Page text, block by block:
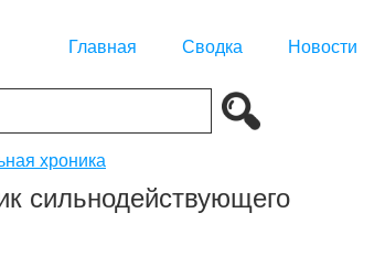
Главная Сводка Новости
хроника
сильнодействующего